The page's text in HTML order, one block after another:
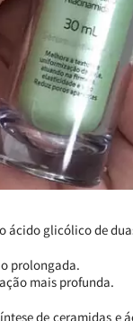
ácido glicólico de
prolongada.
mais profunda.
de ceramidas e